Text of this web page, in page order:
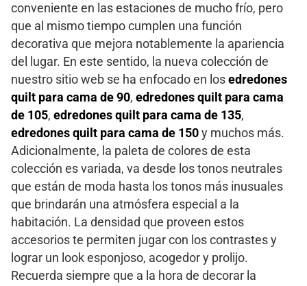
conveniente en las estaciones de mucho frío, pero
que al mismo tiempo cumplen una función
decorativa que mejora notablemente la apariencia
del lugar. En este sentido, la nueva colección de
nuestro sitio web se ha enfocado en los edredones
quilt para cama de 90, edredones quilt para cama
de 105, edredones quilt para cama de 135,
edredones quilt para cama de 150 y muchos más.
Adicionalmente, la paleta de colores de esta
colección es variada, va desde los tonos neutrales
que están de moda hasta los tonos más inusuales
que brindarán una atmósfera especial a la
habitación. La densidad que proveen estos
accesorios te permiten jugar con los contrastes y
lograr un look esponjoso, acogedor y prolijo.
Recuerda siempre que a la hora de decorar la